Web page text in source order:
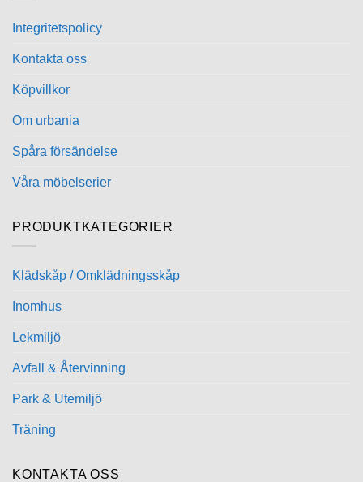
Integritetspolicy
Kontakta oss
Köpvillkor
Om urbania
Spåra försändelse
Våra möbelserier
PRODUKTKATEGORIER
Klädskåp / Omklädningsskåp
Inomhus
Lekmiljö
Avfall & Återvinning
Park & Utemiljö
Träning
KONTAKTA OSS